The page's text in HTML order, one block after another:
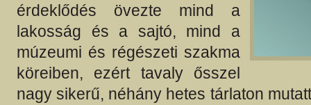
érdeklődés övezte mind a
lakosság és a sajtó, mind a
múzeumi és régészeti szakma
köreiben, ezért tavaly ősszel
nagy sikerű, néhány hetes tárlaton